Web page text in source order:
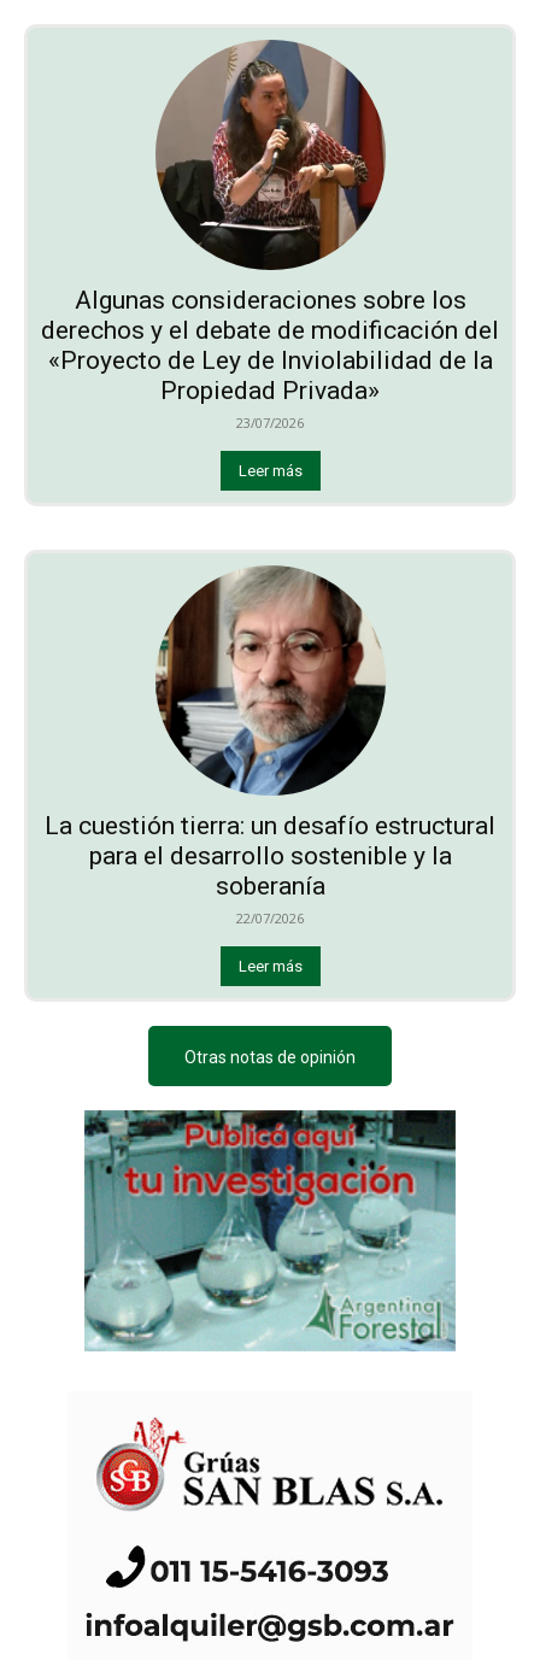
Algunas consideraciones sobre los
derechos y el debate de modificación del
«Proyecto de Ley de Inviolabilidad de la
Propiedad Privada»
23/07/2026
Leer más
La cuestión tierra: un desafío estructural
para el desarrollo sostenible y la
soberanía
22/07/2026
Leer más
Otras notas de opinión